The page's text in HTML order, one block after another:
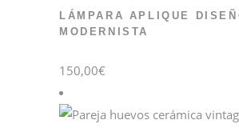
LÁMPARA APLIQUE
MODERNISTA
150,00€